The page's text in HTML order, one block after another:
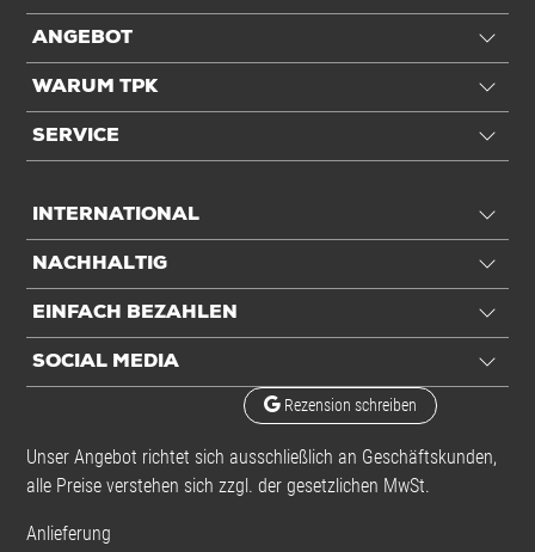
ANGEBOT
WARUM TPK
SERVICE
INTERNATIONAL
NACHHALTIG
EINFACH BEZAHLEN
SOCIAL MEDIA
Rezension schreiben
Unser Angebot richtet sich ausschließlich an Geschäftskunden,
alle Preise verstehen sich zzgl. der gesetzlichen MwSt.
Anlieferung